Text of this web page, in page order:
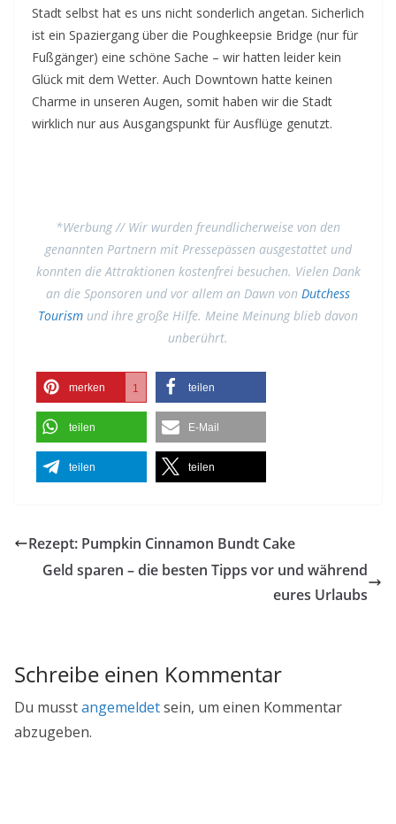
Stadt selbst hat es uns nicht sonderlich angetan. Sicherlich
ist ein Spaziergang über die Poughkeepsie Bridge (nur für
Fußgänger) eine schöne Sache – wir hatten leider kein
Glück mit dem Wetter. Auch Downtown hatte keinen
Charme in unseren Augen, somit haben wir die Stadt
wirklich nur aus Ausgangspunkt für Ausflüge genutzt.
*Werbung // Wir wurden freundlicherweise von den
genannten Partnern mit Pressepässen ausgestattet und
konnten die Attraktionen kostenfrei besuchen. Vielen Dank
an die Sponsoren und vor allem an Dawn von Dutchess
Tourism und ihre große Hilfe. Meine Meinung blieb davon
unberührt.
merken 1 teilen
teilen E-Mail
teilen teilen
Rezept: Pumpkin Cinnamon Bundt Cake
Geld sparen – die besten Tipps vor und während
eures Urlaubs
Schreibe einen Kommentar
Du musstangemeldetsein, um einen Kommentar
abzugeben.